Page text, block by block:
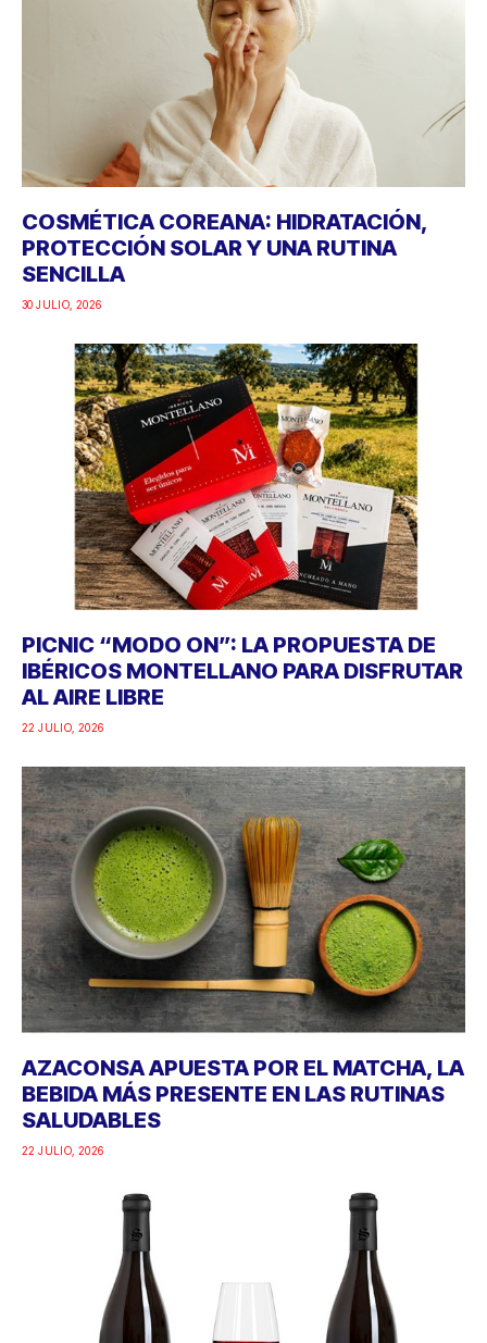
COSMÉTICA COREANA: HIDRATACIÓN,
PROTECCIÓN SOLAR Y UNA RUTINA
SENCILLA
30 JULIO, 2026
PICNIC “MODO ON”: LA PROPUESTA DE
IBÉRICOS MONTELLANO PARA DISFRUTAR
AL AIRE LIBRE
22 JULIO, 2026
AZACONSA APUESTA POR EL MATCHA, LA
BEBIDA MÁS PRESENTE EN LAS RUTINAS
SALUDABLES
22 JULIO, 2026